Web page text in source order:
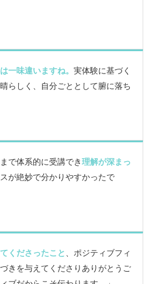
一味違いますね。 実体験に基づく
らしく、自分ごととして腑に落ち
で体系的に受講でき理解が深まっ
が絶妙で分かりやすかったで
くださったこと
、ポジティブフィ
きを与えてくださりありがとうご